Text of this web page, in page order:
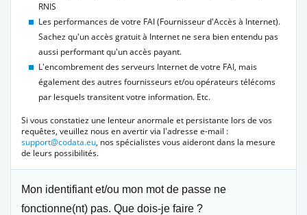
RNIS
Les performances de votre FAI (Fournisseur d'Accès à Internet).
Sachez qu'un accès gratuit à Internet ne sera bien entendu pas
aussi performant qu'un accès payant.
L'encombrement des serveurs Internet de votre FAI, mais
également des autres fournisseurs et/ou opérateurs télécoms
par lesquels transitent votre information. Etc.
Si vous constatiez une lenteur anormale et persistante lors de vos
requêtes, veuillez nous en avertir via l'adresse e-mail :
support@codata.eu, nos spécialistes vous aideront dans la mesure
de leurs possibilités.
Mon identifiant et/ou mon mot de passe ne
fonctionne(nt) pas. Que dois-je faire ?